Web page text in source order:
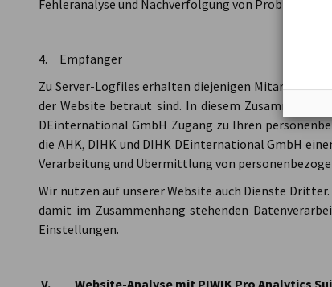
Fehleranalyse und Nachverfolgung von Problemen
4. Empfänger
Zu Server-Logfiles erhalten diejenigen Mitarbeiter
der Website betraut sind. In diesem
DEinternational GmbH Zugang zu Ihren
die AHK, DIHK und DIHK DEinternational GmbH
Verarbeitung und Übermittlung von
Wir nutzen auf unserer Website auch Dienste
damit im Zusammenhang stehenden
Einstellungen.
V. Website-Analyse mit PIWIK Pro Analytics